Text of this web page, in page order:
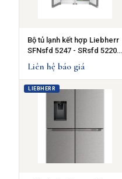
Bộ tủ lạnh kết hợp Liebherr
SFNsfd 5247 - SRsfd 5220 -
Tay cầm lõm tinh tế
Liên hệ báo giá
LIEBHERR